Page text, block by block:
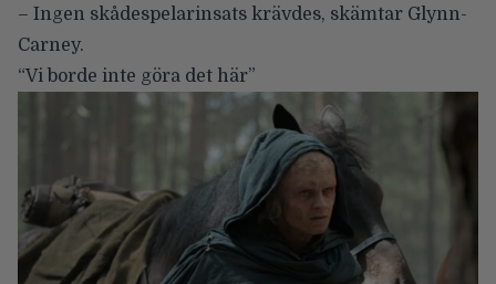
– Ingen skådespelarinsats krävdes, skämtar Glynn-
Carney.
“Vi borde inte göra det här”